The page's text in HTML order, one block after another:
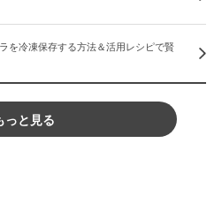
を冷凍保存する方法＆活用レシピで賢
っと見る